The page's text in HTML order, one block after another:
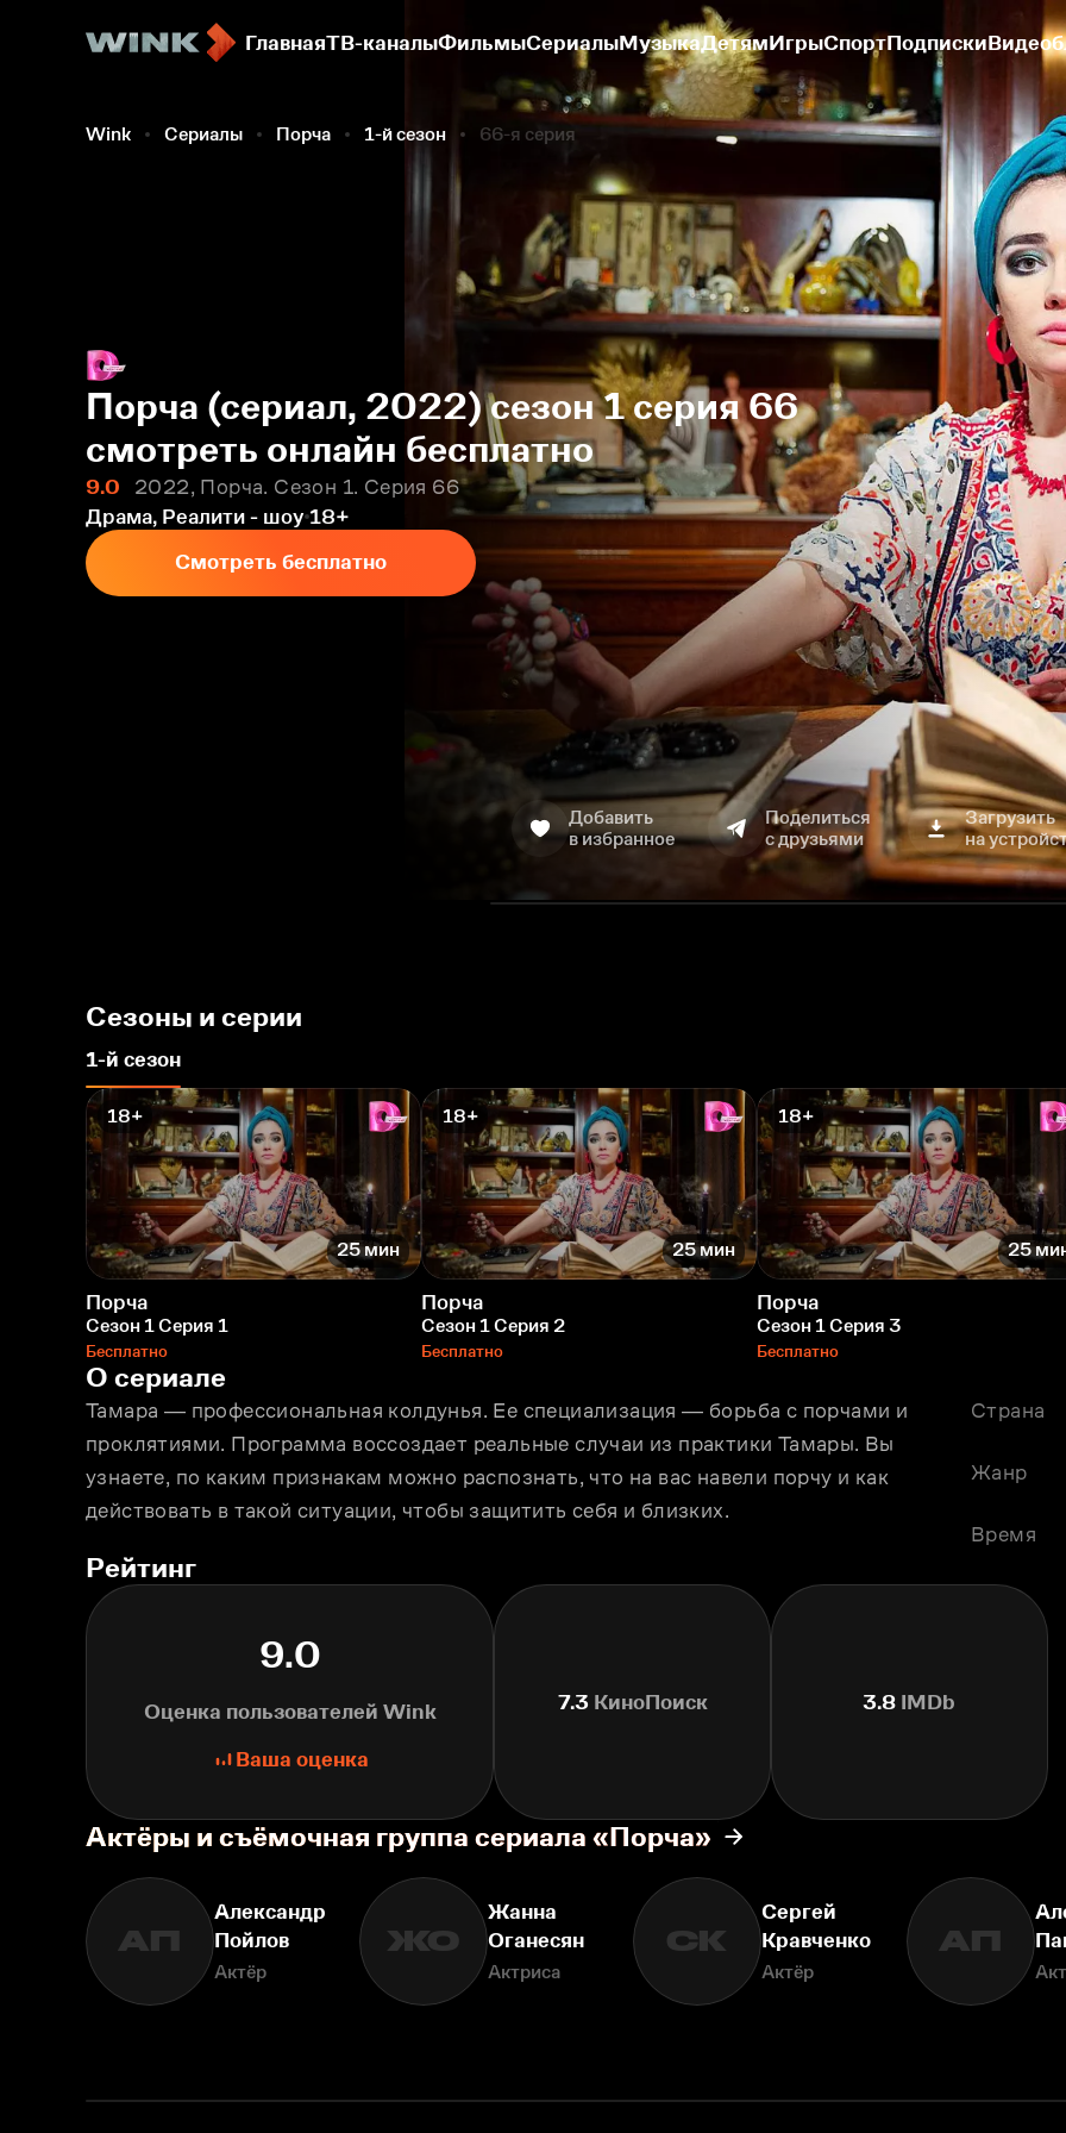
ГлавнаяТВ-каналыФильмыСериалыМузыкаДетямИгрыСпортПодписки
Wink Сериалы Порча 1-й сезон 66-я серия
Порча (сериал, 2022) сезон 1 серия 66
смотреть онлайн бесплатно
9.0
2022, Порча. Сезон 1. Серия 66
Драма, Реалити - шоу 18+
Смотреть бесплатно
Добавить
в избранное
Поделиться
с друзьями
Загрузить
на
Сезоны и серии
1-й сезон
18+
25 мин
Порча
Сезон 1 Серия 1
Бесплатно
18+
25 мин
Порча
Сезон 1 Серия 2
Бесплатно
18+
25
Порча
Сезон 1 Серия 3
Бесплатно
О сериале
Тамара ― профессиональная колдунья. Ее специализация ― борьба с порчами и
проклятиями. Программа воссоздает реальные случаи из практики Тамары. Вы
узнаете, по каким признакам можно распознать, что на вас навели порчу и как
действовать в такой ситуации, чтобы защитить себя и близких.
Страна
Жанр
Время
Рейтинг
9.0
Оценка пользователей Wink
Ваша оценка
7.3 КиноПоиск 3.8 IMDb
Актёры и съёмочная группа сериала «Порча»
АП
Александр
Пойлов
Актёр
ЖО
Жанна
Оганесян
Актриса
СК
Сергей
Кравченко
Актёр
АП